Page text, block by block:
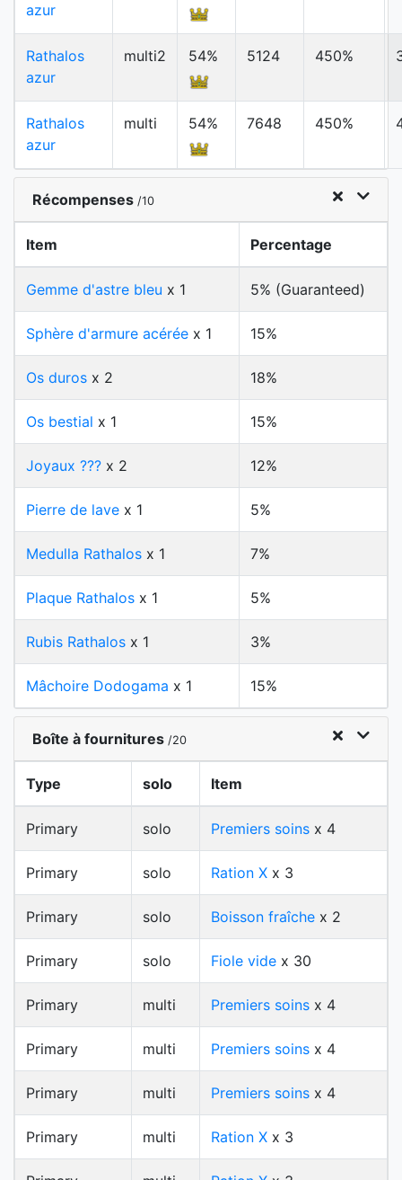
azur
Rathalos
azur
multi2 54% 5124 450%
Rathalos
azur
multi 54% 7648 450%
Récompenses /10
Item Percentage
Gemme d'astre bleu x 1 5% (Guaranteed)
Sphère d'armure acérée x 1 15%
Os duros x 2 18%
Os bestial x 1 15%
Joyaux ??? x 2 12%
Pierre de lave x 1 5%
Medulla Rathalos x 1 7%
Plaque Rathalos x 1 5%
Rubis Rathalos x 1 3%
Mâchoire Dodogama x 1 15%
Boîte à fournitures /20
Type solo Item
Primary solo Premiers soins x 4
Primary solo Ration X x 3
Primary solo Boisson fraîche x 2
Primary solo Fiole vide x 30
Primary multi Premiers soins x 4
Primary multi Premiers soins x 4
Primary multi Premiers soins x 4
Primary multi Ration X x 3